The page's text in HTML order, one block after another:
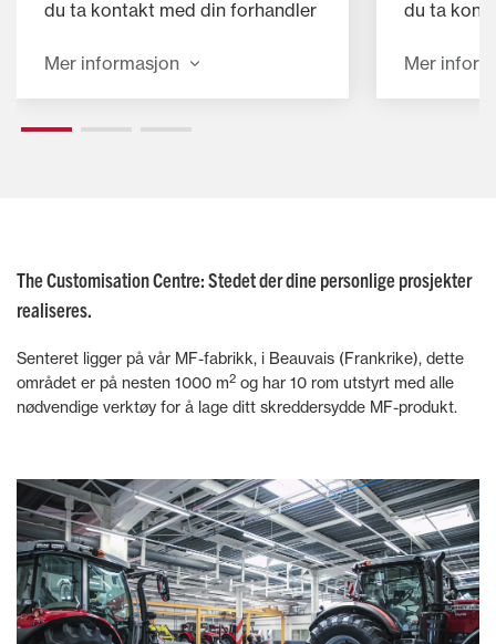
du ta kontakt med din forhandler
Mer informasjon
du ta
Mer
The Customisation Centre: Stedet der dine personlige prosjekter
realiseres.
Senteret ligger på vår MF-fabrikk, i Beauvais (Frankrike), dette
området er på nesten 1000 m2 og har 10 rom utstyrt med alle
nødvendige verktøy for å lage ditt skreddersydde MF-produkt.